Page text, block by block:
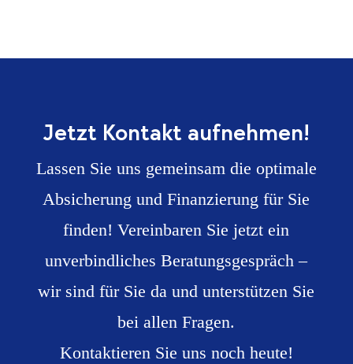
Jetzt Kontakt aufnehmen!
Lassen Sie uns gemeinsam die optimale
Absicherung und Finanzierung für Sie
finden! Vereinbaren Sie jetzt ein
unverbindliches Beratungsgespräch –
wir sind für Sie da und unterstützen Sie
bei allen Fragen.
Kontaktieren Sie uns noch heute!